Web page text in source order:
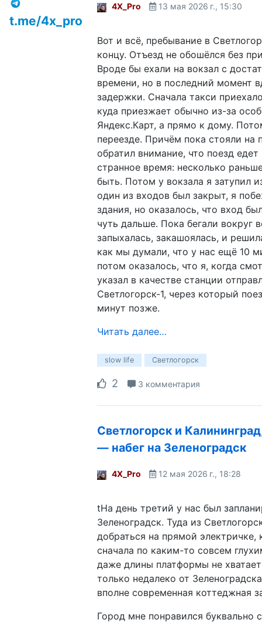
t.me/4x_pro
4X_Pro 13 мая 2026 г., 15:30
Вот и всё, пребывание в
концу. Отъезд не обошёлся без
Вроде бы ехали на вокзал с
времени, но в последний момент
задержки. Сначала такси
куда приезжает обычно из-за
Яндекс.Карт, а прямо к дому.
переезде. Причём пока стояли на
обратил внимание, что поезд
странное время: несколько
быть. Потом у вокзала я затупил
один из входов был закрыт, я
здания, но оказалось, что вход
чуть дальше. Пока бегали вокруг
запыхалась, закашоялась, и
как мы думали, что у нас ещё 10
потом оказалось, что я, когда
указал в качестве станции
Светлогорск-1, через который
минут позже.
Читать далее…
slow life Светлогорск
2 3 комментария
Светлогорск и
— набег на Зеленоградск
4X_Pro 12 мая 2026 г., 18:28
tНа день третий у нас был
Зеленоградск. Туда из
добраться на прямой электричке,
сначала по каким-то совсем
даже длины платформы не
только недалеко от
вполне современная коттеджная
Город мне понравился буквально